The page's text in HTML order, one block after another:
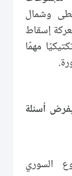
وشمال
إسقاط
مهمًا
أسئلة
السوري